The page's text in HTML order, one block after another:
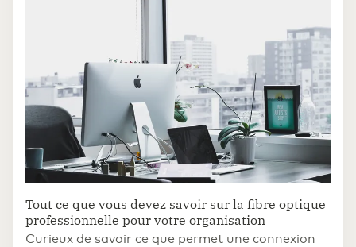
Tout ce que vous devez savoir sur la fibre optique
professionnelle pour votre organisation
Curieux de savoir ce que permet une connexion